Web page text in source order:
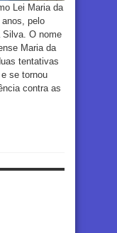
Lei Maria da
pelo
Silva. O nome
Maria da
tentativas
se tornou
contra as